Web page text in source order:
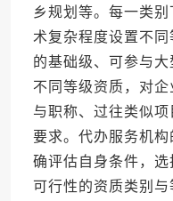
乡规划等。每一类
术复杂程度设置不
的基础级、可参与
不同等级资质，对
与职称、过往类似
要求。代办服务机
确评估自身条件，
可行性的资质类别与